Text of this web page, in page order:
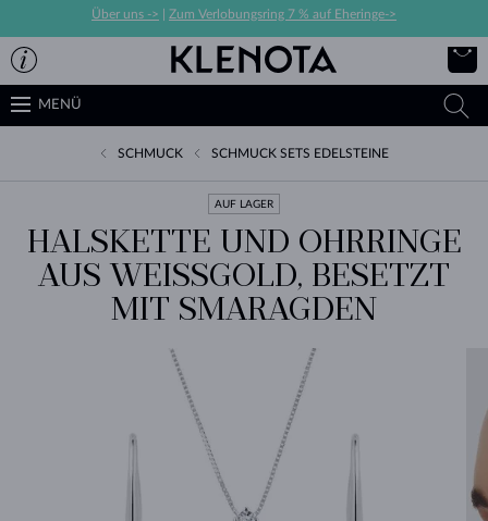
Über uns -> Zum Verlobungsring 7 % auf Eheringe->
MENÜ
SCHMUCK SCHMUCK SETS EDELSTEINE
AUF LAGER
HALSKETTE UND OHRRINGE
AUS WEISSGOLD, BESETZT M
IT SMARAGDEN